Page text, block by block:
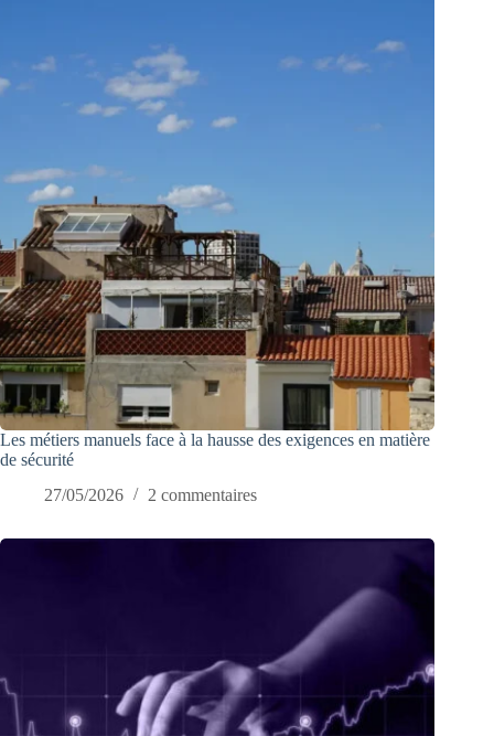
Les métiers manuels face à la hausse des exigences en matière
de sécurité
27/05/2026
2 commentaires